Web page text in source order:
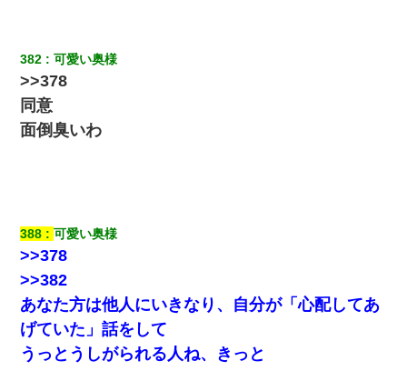
出張中の旦那から『フリンしやがって、このクズ』と電話が。私
「本当に家まで来たの？証拠は？」旦那「俺の言葉が信じられな
いのか！」→ 離婚後
上司「何なの、この書類！！」私「あの‥」上司「今は私が話し
てるの！」私「ですから」上司「黙って聞きなさい！」私「それ
は」上司「言い訳しない！」→結果ｗｗｗｗｗ
ずっとニートだと思ってた同居の義弟が投資で旦那より稼いでる
とか知らなかった…
382 可愛い奥様
>>378
同意
面倒臭いわ
388 可愛い奥様
>>378
>>382
あなた方は他人にいきなり、自分が「心配してあ
げていた」話をして
うっとうしがられる人ね、きっと